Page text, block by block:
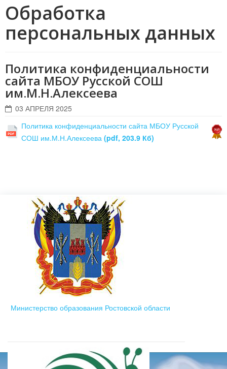
Обработка
персональных данных
Политика конфиденциальности
сайта МБОУ Русской СОШ
им.М.Н.Алексеева
03 АПРЕЛЯ 2025
Политика конфиденциальности сайта МБОУ Русской
СОШ им.М.Н.Алексеева (pdf, 203.9 Кб)
Министерство образования Ростовской области